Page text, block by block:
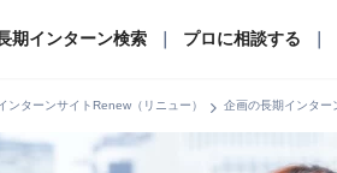
期インターン検索 プロに相談する
ンターンサイトRenew（リニュー） chevron_right 企画の長期インター